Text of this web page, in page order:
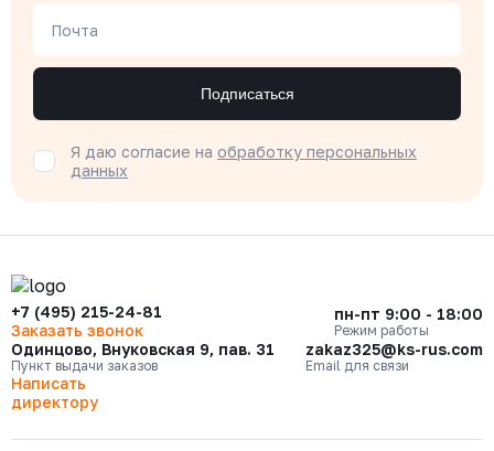
Почта
Подписаться
Я даю согласие на обработку персональных
данных
+7 (495) 215-24-81
Заказать звонок
пн-пт 9:00 - 18:00
Режим работы
Одинцово, Внуковская 9, пав. 31
Пункт выдачи заказов
zakaz325@ks-rus.com
Email для связи
Написать
директору